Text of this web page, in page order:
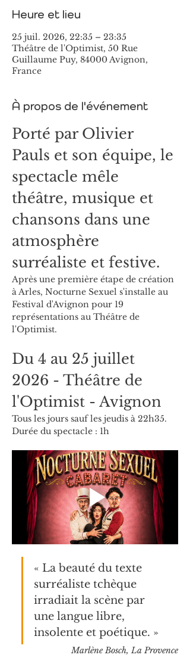
Heure et lieu
25 juil. 2026, 22:35 – 23:35
Théâtre de l'Optimist, 50 Rue
Guillaume Puy, 84000 Avignon,
France
À propos de l'événement
Porté par Olivier
Pauls et son équipe, le
spectacle mêle
théâtre, musique et
chansons dans une
atmosphère
surréaliste et festive.
Après une première étape de création
à Arles, Nocturne Sexuel s'installe au
Festival d'Avignon pour 19
représentations au Théâtre de
l'Optimist.
Du 4 au 25 juillet
2026 - Théâtre de
l'Optimist - Avignon
Tous les jours sauf les jeudis à 22h35.
Durée du spectacle : 1h
« La beauté du texte
surréaliste tchèque
irradiait la scène par
une langue libre,
insolente et poétique. »
Marlène Bosch, La Provence